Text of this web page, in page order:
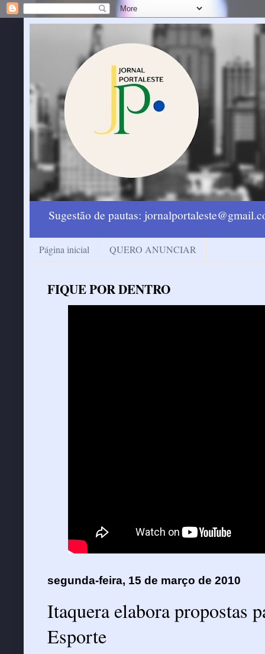
Sugestão de pautas:
Página inicial QUERO ANUNCIAR
FIQUE POR DENTRO
segunda-feira, 15 de março de 2010
Itaquera elabora propostas
Esporte